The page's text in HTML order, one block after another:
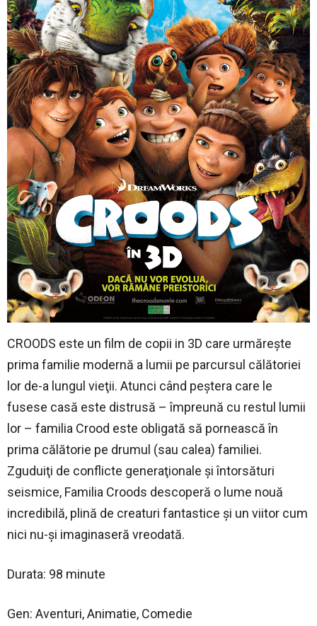
CROODS este un film de copii in 3D care urmăreşte
prima familie modernă a lumii pe parcursul călătoriei
lor de-a lungul vieţii. Atunci când peştera care le
fusese casă este distrusă – împreună cu restul lumii
lor – familia Crood este obligată să pornească în
prima călătorie pe drumul (sau calea) familiei.
Zguduiţi de conflicte generaţionale şi întorsături
seismice, Familia Croods descoperă o lume nouă
incredibilă, plină de creaturi fantastice şi un viitor cum
nici nu-şi imaginaseră vreodată.
Durata: 98 minute
Gen: Aventuri, Animatie, Comedie